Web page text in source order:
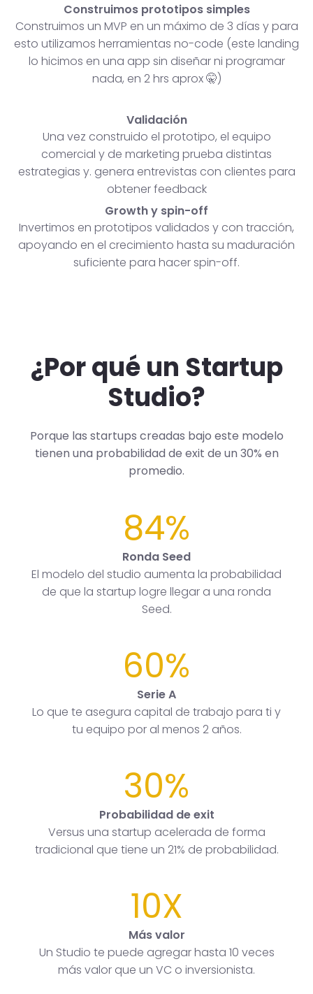
Construimos prototipos simples
Construimos un MVP en un máximo de 3 días y para
esto utilizamos herramientas no-code (este landing
lo hicimos en una app sin diseñar ni programar
nada, en 2 hrs aprox 🤫)
Validación
Una vez construido el prototipo, el equipo
comercial y de marketing prueba distintas
estrategias y. genera entrevistas con clientes para
obtener feedback
Growth y spin-off
Invertimos en prototipos validados y con tracción,
apoyando en el crecimiento hasta su maduración
suficiente para hacer spin-off.
¿Por qué un Startup
Studio?
Porque las startups creadas bajo este modelo
tienen una probabilidad de exit de un 30% en
promedio.
84%
Ronda Seed
El modelo del studio aumenta la probabilidad
de que la startup logre llegar a una ronda
Seed.
60%
Serie A
Lo que te asegura capital de trabajo para ti y
tu equipo por al menos 2 años.
30%
Probabilidad de exit
Versus una startup acelerada de forma
tradicional que tiene un 21% de probabilidad.
10X
Más valor
Un Studio te puede agregar hasta 10 veces
más valor que un VC o inversionista.